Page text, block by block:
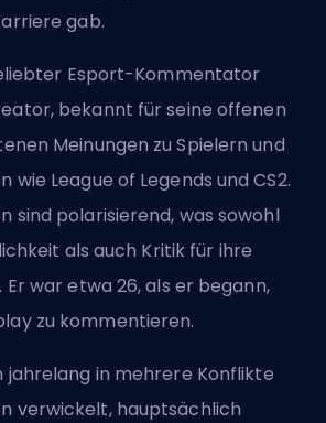
gab.
Esport-Kommentator
bekannt für seine offenen
Meinungen zu Spielern und
wie League of Legends und CS2.
sind polarisierend, was sowohl
als auch Kritik für ihre
war etwa 26, als er begann,
zu kommentieren.
jahrelang in mehrere Konflikte
verwickelt, hauptsächlich